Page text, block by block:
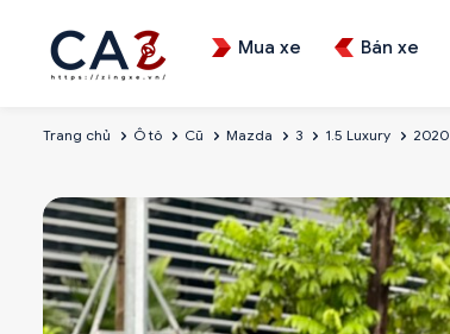
Mua xe Bán xe
Trang chủ Ô tô Cũ Mazda 3 1.5 Luxury 2020